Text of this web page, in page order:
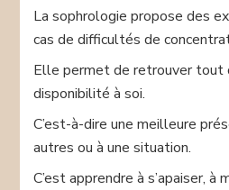
La sophrologie propose des
cas de difficultés de
Elle permet de retrouver tout
disponibilité à soi.
C’est-à-dire une meilleure
autres ou à une situation.
C’est apprendre à s’apaiser, à